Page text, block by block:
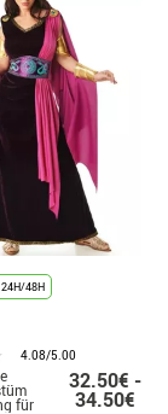
24H/48H
4.08/5.00
für
32.50€ -
34.50€